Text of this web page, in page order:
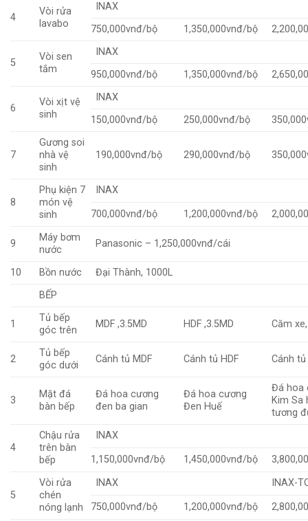
4
Vòi rửa
lavabo
INAX
750,000vnđ/bộ
1,350,000vnđ/bộ
5
Vòi sen
tắm
INAX
950,000vnđ/bộ
1,350,000vnđ/bộ
6
Vòi xịt vệ
sinh
INAX
150,000vnđ/bộ
250,000vnđ/bộ
7
Gương soi
nhà vệ
sinh
190,000vnđ/bộ 290,000vnđ/bộ
8
Phụ kiện 7
món vệ
sinh
INAX
700,000vnđ/bộ 1,200,000vnđ/bộ
9
Máy bơm
nước
Panasonic – 1,250,000vnđ/cái
10 Bồn nước
Đại Thành, 1000L
BẾP
1
Tủ bếp
góc trên
MDF ,3.5MD HDF ,3.5MD Căm
2
Tủ bếp
góc dưới
Cánh tủ MDF Cánh tủ HDF Cánh
3
Mặt đá
bàn bếp
Đá hoa cương
đen ba gian
Đá hoa cương
Đen Huế
Đá hoa
Kim Sa
tương
4
Chậu rửa
trên bàn
bếp
INAX
1,150,000vnđ/bộ 1,450,000vnđ/bộ
5
Vòi rửa
chén
nóng lạnh
INAX INAX-
750,000vnđ/bộ 1,200,000vnđ/bộ